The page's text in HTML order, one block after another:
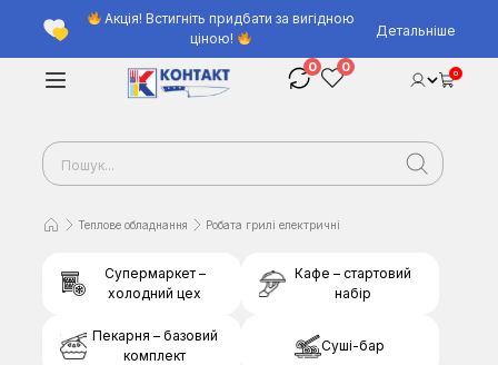
Акція! Встигніть придбати за вигідною
ціною!
Детальніше
0 0 0
Теплове обладнання Робата грилі електричні
Супермаркет –
холодний цех
Кафе – стартовий
набір
Пекарня – базовий
комплект
Суші-бар